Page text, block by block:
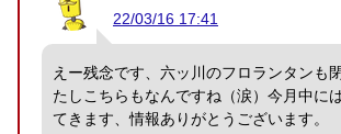
22/03/16 17:41
えー残念です、六ッ川のフロランタンも
たしこちらもなんですね（涙）今月中に
てきます、情報ありがとうございます。